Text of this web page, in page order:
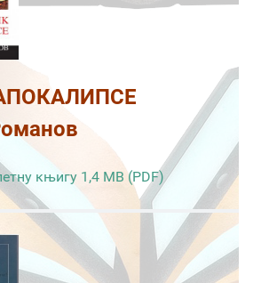
књигу 1,4 MB (PDF)